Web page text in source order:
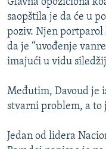
Glavna opoziciona
saopštila je da će u
poziv. Njen portparol
da je “uvođenje
imajući u vidu
Međutim, Davoud je
stvarni problem, a to
Jedan od lidera